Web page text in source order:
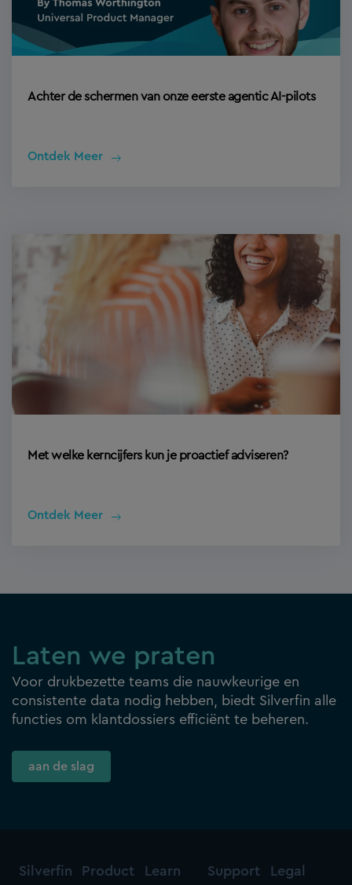
Achter de schermen van onze eerste agentic AI-pilots
Ontdek Meer
Met welke kerncijfers kun je proactief adviseren?
Ontdek Meer
Laten we praten
Voor drukbezette teams die nauwkeurige en
consistente data nodig hebben, biedt Silverfin alle
functies om klantdossiers efficiënt te beheren.
aan de slag
Silverfin Product
Learn
Support Legal